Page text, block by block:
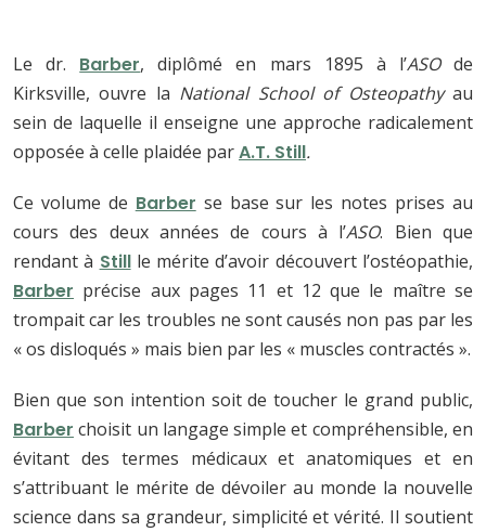
Le dr. Barber, diplômé en mars 1895 à l’ASOde
Kirksville, ouvre la National School of Osteopathyau
sein de laquelle il enseigne une approche radicalement
opposée à celle plaidée parA.T. Still.
Ce volume de Barber se base sur les notes prises au
cours des deux années de cours à l’ASO. Bien que
rendant à Stillle mérite d’avoir découvert l’ostéopathie,
Barber précise aux pages 11 et 12 que le maître se
trompait car les troubles ne sont causés non pas par les
« os disloqués » mais bien par les « muscles contractés ».
Bien que son intention soit de toucher le grand public,
Barber choisit un langage simple et compréhensible, en
évitant des termes médicaux et anatomiques et en
s’attribuant le mérite de dévoiler au monde la nouvelle
science dans sa grandeur, simplicité et vérité. Il soutient